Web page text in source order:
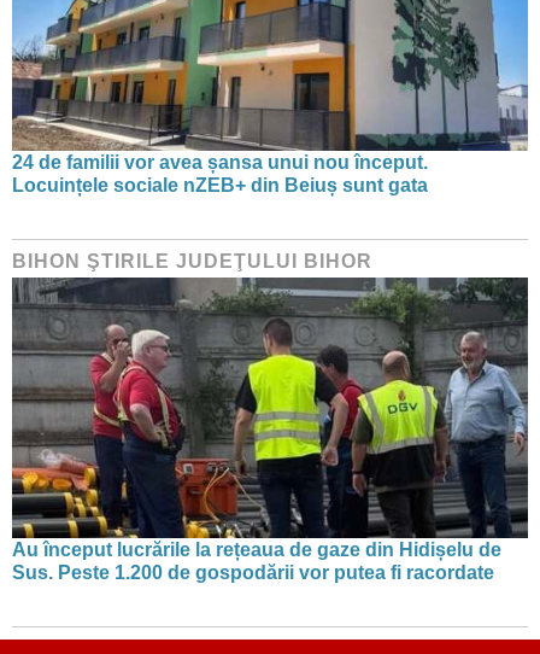
24 de familii vor avea șansa unui nou început.
Locuințele sociale nZEB+ din Beiuș sunt gata
BIHON ŞTIRILE JUDEŢULUI BIHOR
Au început lucrările la rețeaua de gaze din Hidișelu de
Sus. Peste 1.200 de gospodării vor putea fi racordate